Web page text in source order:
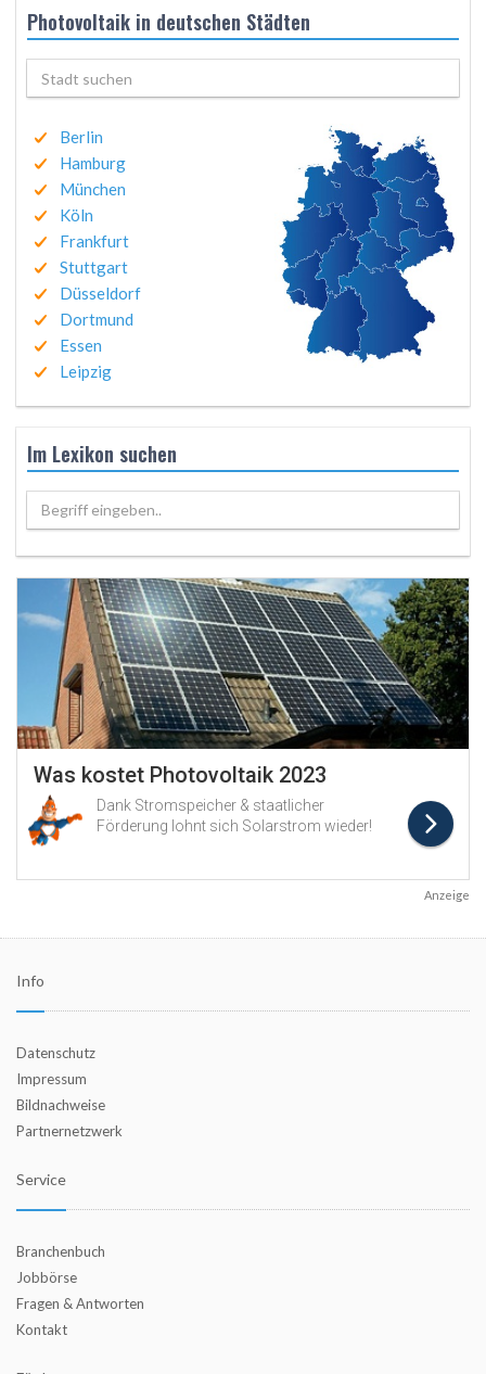
Photovoltaik in deutschen Städten
Berlin
Hamburg
München
Köln
Frankfurt
Stuttgart
Düsseldorf
Dortmund
Essen
Leipzig
Im Lexikon suchen
Begriff eingeben..
Anzeige
Info
Datenschutz
Impressum
Bildnachweise
Partnernetzwerk
Service
Branchenbuch
Jobbörse
Fragen & Antworten
Kontakt